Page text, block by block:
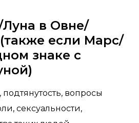
Луна в Овне/
если Марс/
знаке с
вопросы
сексуальности,